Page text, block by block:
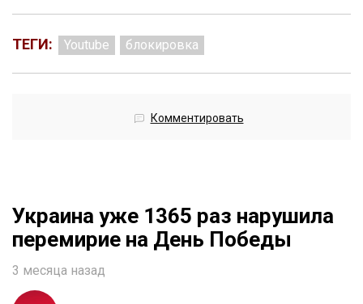
ТЕГИ: Youtube блокировка
Комментировать
Украина уже 1365 раз нарушила
перемирие на День Победы
3 месяца назад